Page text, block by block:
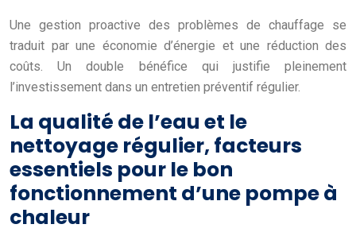
Une gestion proactive des problèmes de chauffage se
traduit par une économie d’énergie et une réduction des
coûts. Un double bénéfice qui justifie pleinement
l’investissement dans un entretien préventif régulier.
La qualité de l’eau et le
nettoyage régulier, facteurs
essentiels pour le bon
fonctionnement d’une pompe à
chaleur